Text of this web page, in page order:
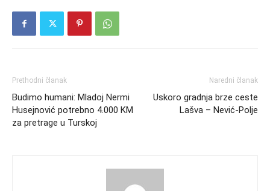
Prethodni članak
Budimo humani: Mladoj Nermi
Husejnović potrebno 4.000 KM
za pretrage u Turskoj
Naredni članak
Uskoro gradnja brze ceste
Lašva – Nević-Polje